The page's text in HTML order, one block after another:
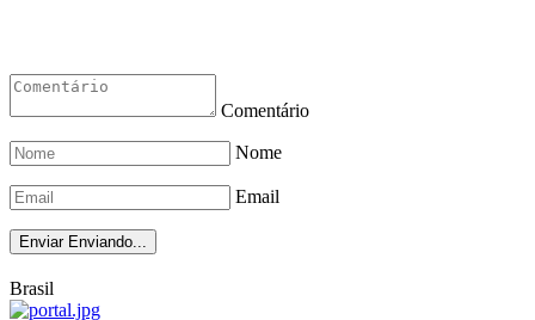
Comentário
Nome
Email
Enviar Enviando...
Brasil